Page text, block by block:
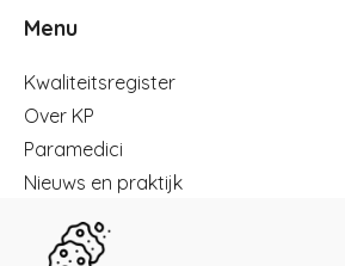
Menu
Menu
Kwaliteitsregister
Over KP
Paramedici
Nieuws en praktijk
Kennisbibliotheek